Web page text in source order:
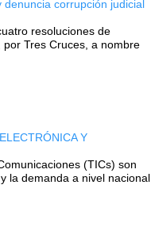
corrupción judicial
resoluciones de
Tres Cruces, a nombre
Y
(TICs) son
la demanda a nivel nacional